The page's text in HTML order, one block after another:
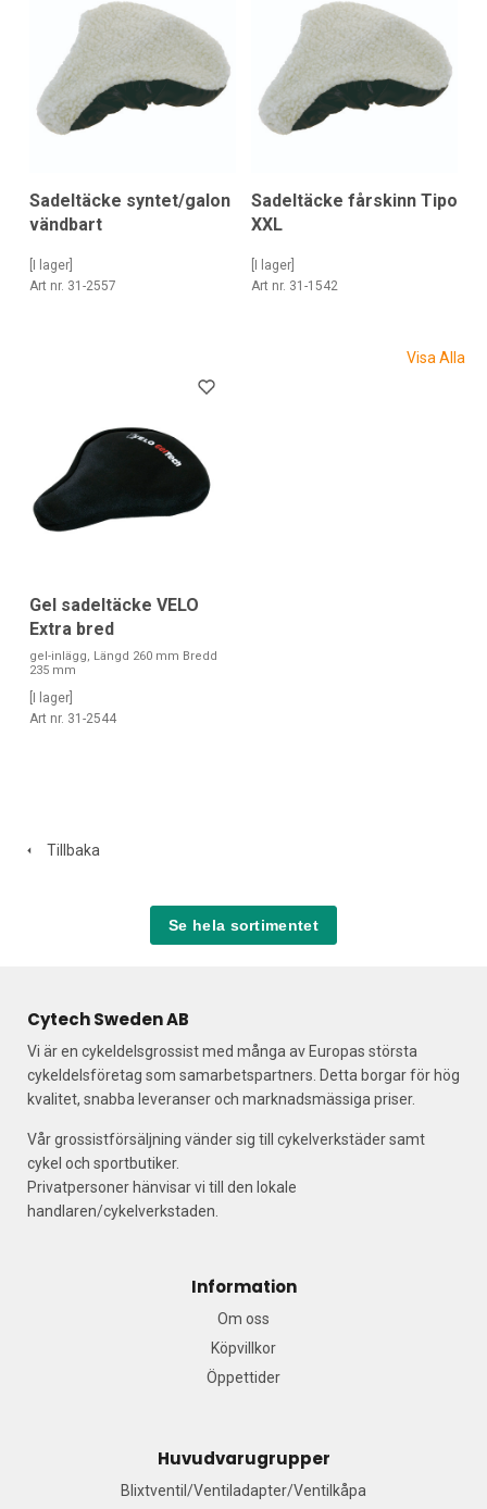
Sadeltäcke syntet/galon
vändbart
[I lager]
Art nr. 31-2557
Sadeltäcke fårskinn Tipo
XXL
[I lager]
Art nr. 31-1542
Gel sadeltäcke VELO
Extra bred
gel-inlägg, Längd 260 mm Bredd
235 mm
[I lager]
Art nr. 31-2544
Visa Alla
Tillbaka
Se hela sortimentet
Cytech Sweden AB
Vi är en cykeldelsgrossist med många av Europas största
cykeldelsföretag som samarbetspartners. Detta borgar för hög
kvalitet, snabba leveranser och marknadsmässiga priser.
Vår grossistförsäljning vänder sig till cykelverkstäder samt
cykel och sportbutiker.
Privatpersoner hänvisar vi till den lokale
handlaren/cykelverkstaden.
Information
Om oss
Köpvillkor
Öppettider
Huvudvarugrupper
Blixtventil/Ventiladapter/Ventilkåpa